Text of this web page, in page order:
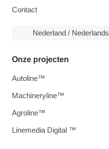
Contact
Nederland / Nederlands
Onze projecten
Autoline™
Machineryline™
Agroline™
Linemedia Digital ™